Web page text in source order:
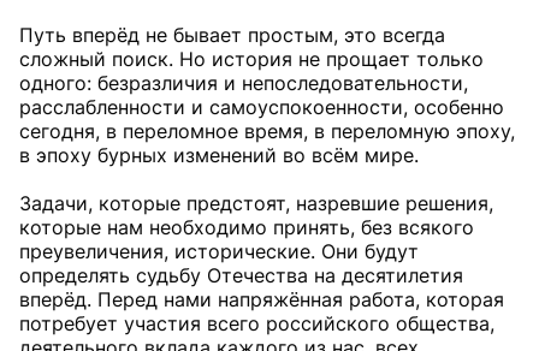
Путь вперёд не бывает простым, это всегда
сложный поиск. Но история не прощает только
одного: безразличия и непоследовательности,
расслабленности и самоуспокоенности, особенно
сегодня, в переломное время, в переломную эпоху,
в эпоху бурных изменений во всём мире.
Задачи, которые предстоят, назревшие решения,
которые нам необходимо принять, без всякого
преувеличения, исторические. Они будут
определять судьбу Отечества на десятилетия
вперёд. Перед нами напряжённая работа, которая
потребует участия всего российского общества,